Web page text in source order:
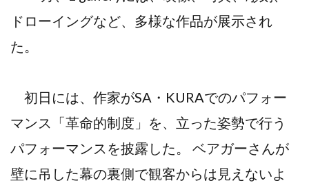
ドローイングなど、多様な作品が展示され
た。
初日には、作家がSA・KURAでのパフォー
マンス「革命的制度」を、立った姿勢で行う
パフォーマンスを披露した。 ベアガーさんが
壁に吊した幕の裏側で観客からは見えないよ